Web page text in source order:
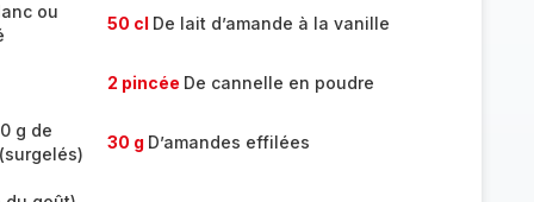
ou
50 cl De lait d’amande à la vanille
2 pincée De cannelle en poudre
g de
30 g D’amandes effilées